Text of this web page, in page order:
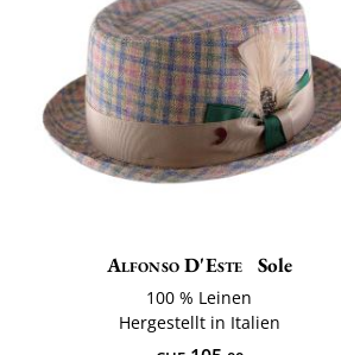
Alfonso D'Este Sole
100 % Leinen
Hergestellt in Italien